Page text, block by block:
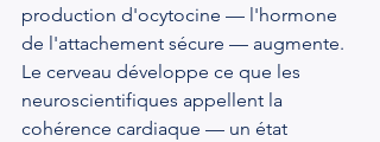
production d'ocytocine — l'hormone
de l'attachement sécure — augmente.
Le cerveau développe ce que les
neuroscientifiques appellent la
cohérence cardiaque — un état